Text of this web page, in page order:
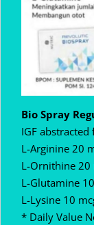
Bio Spray
IGF
L-Arginine 20
L-Ornithine 20
L-Glutamine
L-Lysine 10
* Daily Value